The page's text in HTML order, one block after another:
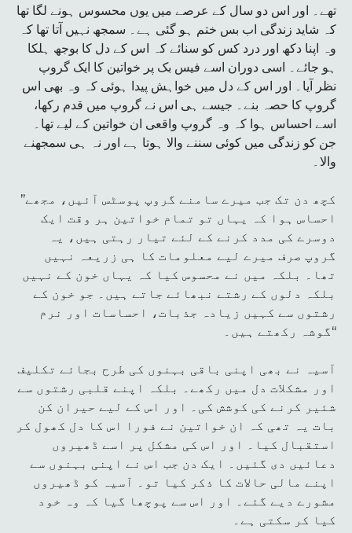
تھے۔ اور اس دو سال کے عرصے میں یوں محسوس ہونے لگا تھا
کہ شاید زندگی اب بس ختم ہو گئی ہے۔ سمجھ نہیں آتا تھا کہ
وہ اپنا دکھ اور درد کس کو سنائے کہ اس کے دل کا بوجھ ہلکا
ہو جائے۔ اسی دوران اسے فیس بک پر خواتین کا ایک گروپ
نظر آیا۔ اور اس کے دل میں خواہش پیدا ہوئی کہ وہ بھی اس
گروپ کا حصہ بنے۔ جیسے ہی اس نے گروپ میں قدم رکھا،
اسے احساس ہوا کہ وہ گروپ واقعی ان خواتین کے لیے تھا۔
جن کو زندگی میں کوئی سننے والا ہوتا ہے اور نہ ہی سمجھنے
والا۔
’’کچھ دن تک جب میرے سامنے گروپ پوسٹس آئیں، مجھے
احساس ہوا کہ یہاں تو تمام خواتین ہر وقت ایک
دوسرے کی مدد کرنے کے لئے تیار رہتی ہیں، یہ
گروپ صرف میرے لیے معلومات کا ہی زریعہ نہیں
تھا۔ بلکہ میں نے محسوس کیا کہ یہاں خون کے نہیں
بلکہ دلوں کے رشتے نبھائے جاتے ہیں۔ جو خون کے
رشتوں سے کہیں زیادہ جذبات، احساسات اور نرم
گوشہ رکھتے ہیں۔‘‘
آسیہ نے بھی اپنی باقی بہنوں کی طرح بجائے تکلیف
اور مشکلات دل میں رکھے۔ بلکہ اپنے قلبی رشتوں سے
شئیر کرنے کی کوشش کی۔ اور اس کے لیے حیران کن
بات یہ تھی کہ ان خواتین نے فورا اس کا دل کھول کر
استقبال کیا۔ اور اس کی مشکل پر اسے ڈھیروں
دعائیں دی گئیں۔ ایک دن جب اس نے اپنی بہنوں سے
اپنے مالی حالات کا ذکر کیا تو۔ آسیہ کو ڈھیروں
مشورے دیے گئے۔ اور اس سے پوچھا گیا کہ وہ خود
کیا کر سکتی ہے۔